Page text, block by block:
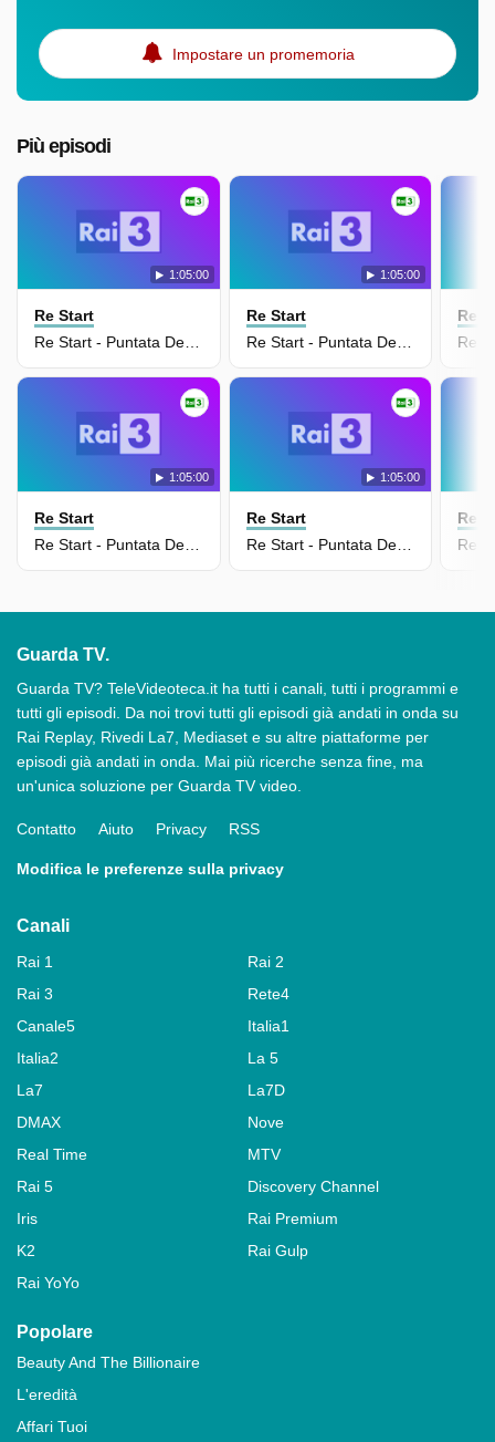
Impostare un promemoria
Più episodi
1:05:00
Re Start
Re Start - Puntata Del 11/05/2026
1:05:00
Re Start
Re Start - Puntata Del 08/05/2026
1:05:00
Re Start
1:05:00
Re Start
Re Start - Puntata Del 06/05/2026
Re
Re
Guarda TV.
Guarda TV? TeleVideoteca.it ha tutti i canali, tutti i programmi e
tutti gli episodi. Da noi trovi tutti gli episodi già andati in onda su
Rai Replay, Rivedi La7, Mediaset e su altre piattaforme per
episodi già andati in onda. Mai più ricerche senza fine, ma
un'unica soluzione per Guarda TV video.
Contatto Aiuto Privacy RSS
Modifica le preferenze sulla privacy
Canali
Rai 1
Rai 2
Rai 3
Rete4
Canale5
Italia1
Italia2
La 5
La7
La7D
DMAX
Nove
Real Time
MTV
Rai 5
Discovery Channel
Iris
Rai Premium
K2
Rai Gulp
Rai YoYo
Popolare
Beauty And The Billionaire
L'eredità
Affari Tuoi